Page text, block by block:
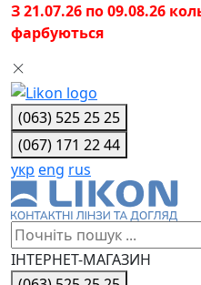
З 21.07.26 по 09.08.26
фарбуються
(063) 525 25 25
(067) 171 22 44
укр eng rus
ІНТЕРНЕТ-МАГАЗИН